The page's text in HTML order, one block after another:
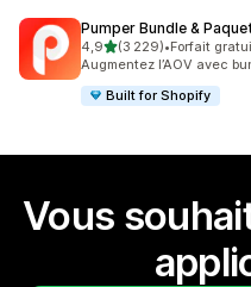
Pumper Bundle &
4,9étoile(s) sur 5
(3 229)
3229 avis au total
•Forfait
Augmentez l’AOV avec
Built for Shopify
Vous